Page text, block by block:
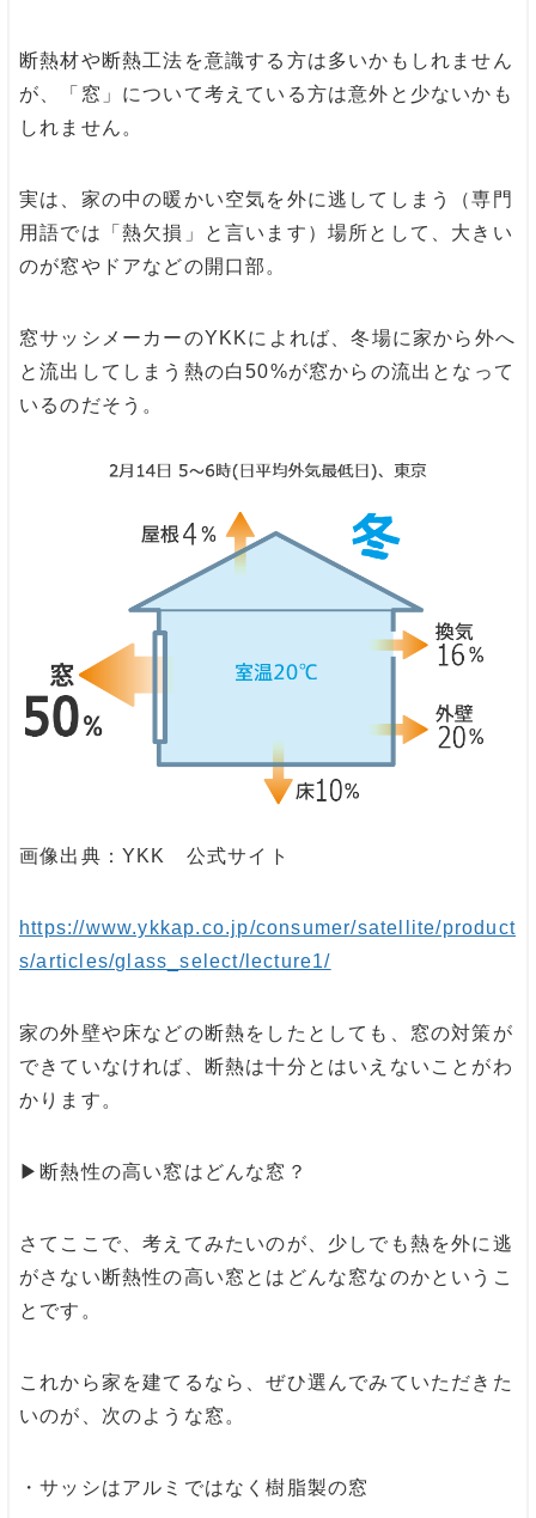
断熱材や断熱工法を意識する方は多いかもしれません
が、「窓」について考えている方は意外と少ないかも
しれません。
実は、家の中の暖かい空気を外に逃してしまう（専門
用語では「熱欠損」と言います）場所として、大きい
のが窓やドアなどの開口部。
窓サッシメーカーのYKKによれば、冬場に家から外へ
と流出してしまう熱の白50%が窓からの流出となって
いるのだそう。
画像出典：YKK 公式サイト
https://www.ykkap.co.jp/consumer/satellite/product
s/articles/glass_select/lecture1/
家の外壁や床などの断熱をしたとしても、窓の対策が
できていなければ、断熱は十分とはいえないことがわ
かります。
▶︎断熱性の高い窓はどんな窓？
さてここで、考えてみたいのが、少しでも熱を外に逃
がさない断熱性の高い窓とはどんな窓なのかというこ
とです。
これから家を建てるなら、ぜひ選んでみていただきた
いのが、次のような窓。
・サッシはアルミではなく樹脂製の窓